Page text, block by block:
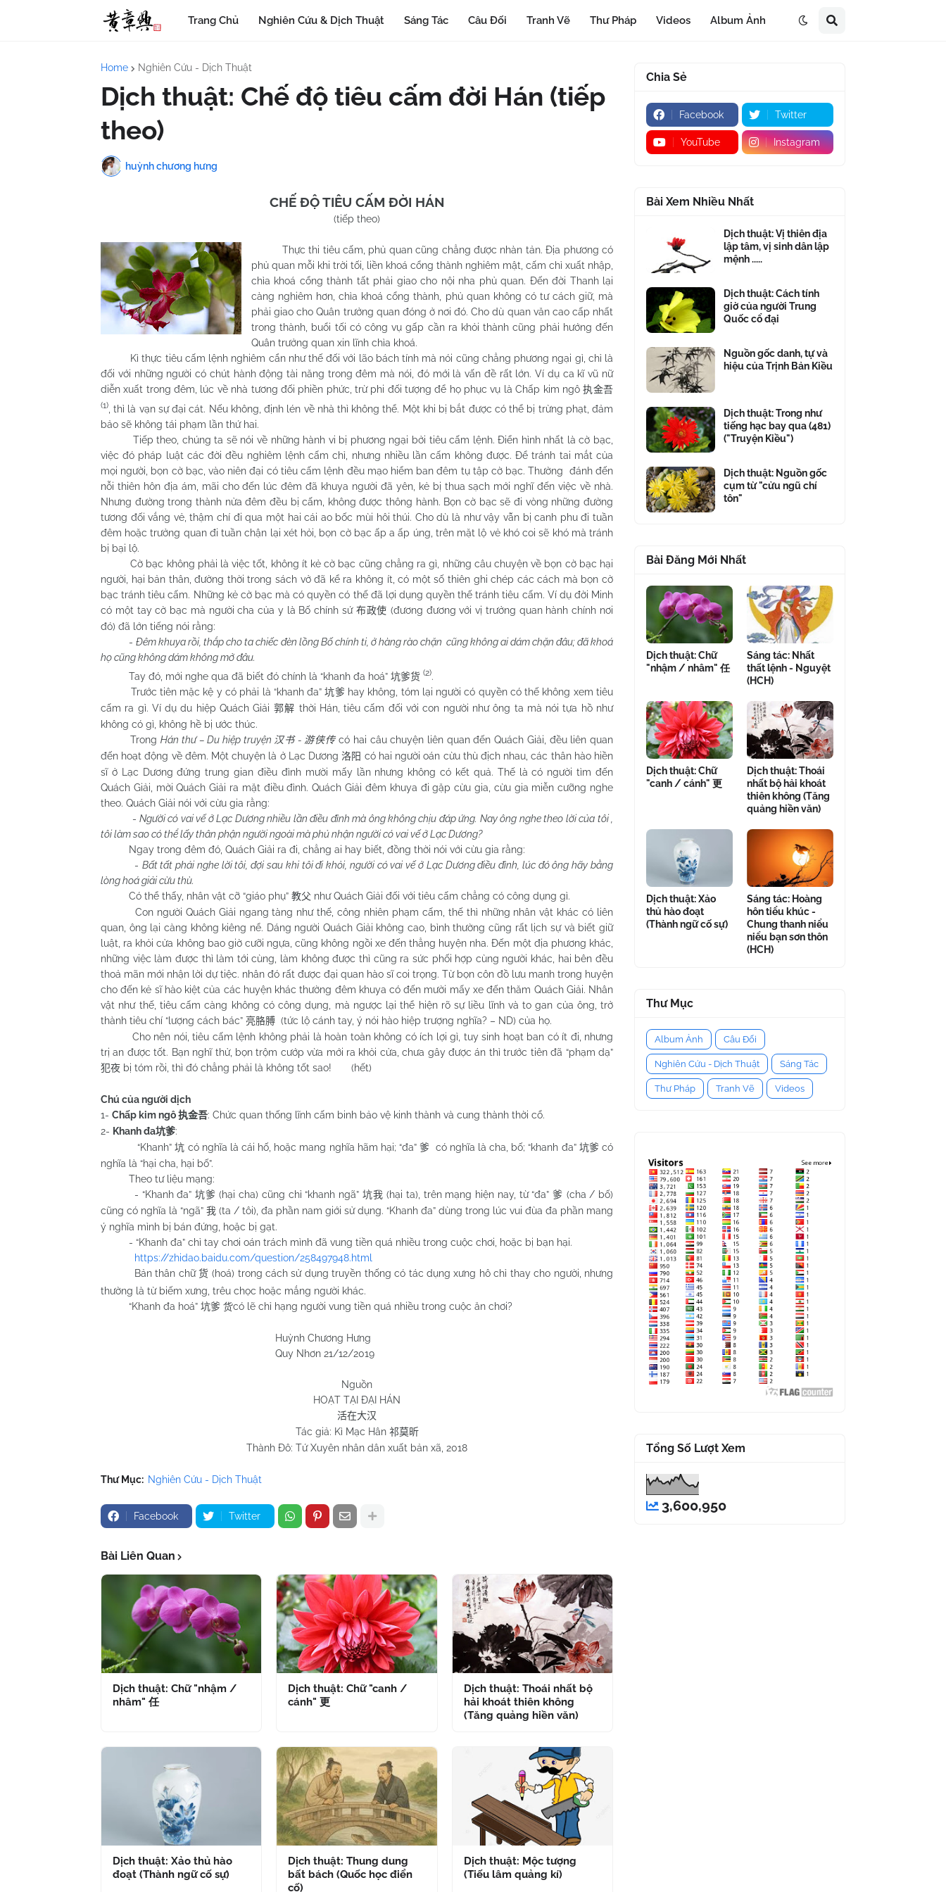
Trang Chủ Nghiên Cứu & Dịch Thuật Sáng Tác Câu Đối Tranh Vẽ Thư Pháp Videos Album Ảnh
Home Nghiên Cứu - Dịch Thuật
Dịch thuật: Chế độ tiêu cấm đời Hán (tiếp
theo)
huỳnh chương hưng
CHẾ ĐỘ TIÊU CẤM ĐỜI HÁN
(tiếp theo)
Thực thi tiêu cấm, phủ quan cũng chẳng được nhàn tản. Địa phương có
phủ quan mỗi khi trời tối, liền khoá cổng thành nghiêm mật, cấm chỉ xuất nhập,
chìa khoá cổng thành tất phải giao cho nội nha phủ quan. Đến đời Thanh lại
càng nghiêm hơn, chìa khoá cổng thành, phủ quan không có tư cách giữ, mà
phải giao cho Quân trưởng quan đóng ở nơi đó. Cho dù quan văn cao cấp nhất
trong thành, buổi tối có công vụ gấp cần ra khỏi thành cũng phải hướng đến
Quân trưởng quan xin lĩnh chìa khoá.
Kì thực tiêu cấm lệnh nghiêm cẩn như thế đối với lão bách tính mà nói cũng chẳng phương ngại gì, chỉ là
đối với những người có chút hành động tài năng trong đêm mà nói, đó mới là vấn đề rất lớn. Ví dụ ca kĩ vũ nữ
diễn xuất trong đêm, lúc về nhà tương đối phiền phức, trừ phi đối tượng để họ phục vụ là Chấp kim ngô执金吾
(1) , thì là vạn sự đại cát. Nếu không, định lén về nhà thì không thể. Một khi bị bắt được có thể bị trừng phạt, đảm
bảo sẽ không tái phạm lần thứ hai.
Tiếp theo, chúng ta sẽ nói về những hành vi bị phương ngại bởi tiêu cấm lệnh. Điển hình nhất là cờ bạc,
việc đó pháp luật các đời đều nghiêm lệnh cấm chỉ, nhưng nhiều lần cấm không được. Để tránh tai mắt của
mọi người, bọn cờ bạc, vào niên đại có tiêu cấm lệnh đều mạo hiểm ban đêm tụ tập cờ bạc. Thường đánh đến
nỗi thiên hôn địa ám, mãi cho đến lúc đêm đã khuya người đã yên, kẻ bị thua sạch mới nghĩ đến việc về nhà.
Nhưng đường trong thành nửa đêm đều bị cấm, không được thông hành. Bọn cờ bạc sẽ đi vòng những đường
tương đối vắng vẻ, thậm chí đi qua một hai cái ao bốc mùi hôi thúi. Cho dù là như vậy vẫn bị canh phu đi tuần
đêm hoặc trưởng quan đi tuần chận lại xét hỏi, bọn cờ bạc ấp a ấp úng, trên mặt lộ vẻ khó coi sẽ khó mà tránh
bị bại lộ.
Cờ bạc không phải là việc tốt, không ít kẻ cờ bạc cũng chẳng ra gì, những câu chuyện về bọn cờ bạc hại
người, hại bản thân, đường thời trong sách vở đã kể ra không ít, có một số thiên ghi chép các cách mà bọn cờ
bạc tránh tiêu cấm. Những kẻ cờ bạc mà có quyền có thế đã lợi dụng quyền thế tránh tiêu cấm. Ví dụ đời Minh
có một tay cờ bạc mà người cha của y là Bố chính sứ 布政使 (đương đương với vị trưởng quan hành chính nơi
đó) đã lớn tiếng nói rằng:
-Đêm khuya rồi, thắp cho ta chiếc đèn lồng Bố chính ti, ở hàng rào chặn cũng không ai dám chặn đâu; đã khoá
họ cũng không dám không mở đâu.
Tay đó, mới nghe qua đã biết đó chính là “khanh đa hoá” 坑爹货 (2).
Trước tiên mặc kệ y có phải là “khanh đa”坑爹hay không, tóm lại người có quyền có thế không xem tiêu
cấm ra gì. Ví dụ du hiệp Quách Giải 郭解 thời Hán, tiêu cấm đối với con người như ông ta mà nói tựa hồ như
không có gì, không hề bị ước thúc.
TrongHán thư – Du hiệp truyện 汉书- 游侠传có hai câu chuyện liên quan đến Quách Giải, đều liên quan
đến hoạt động về đêm. Một chuyện là ở Lạc Dương 洛阳 có hai người oán cừu thù địch nhau, các thân hào hiền
sĩ ở Lạc Dương đứng trung gian điều đình mười mấy lần nhưng không có kết quả. Thế là có người tìm đến
Quách Giải, mời Quách Giải ra mặt điều đình. Quách Giải đêm khuya đi gặp cừu gia, cừu gia miễn cưỡng nghe
theo. Quách Giải nói với cừu gia rằng:
-Người có vai vế ở Lạc Dương nhiều lần điều đình mà ông không chịu đáp ứng. Nay ông nghe theo lời của tôi ,
tôi làm sao có thể lấy thân phận người ngoài mà phủ nhận người có vai vế ở Lạc Dương?
Ngay trong đêm đó, Quách Giải ra đi, chẳng ai hay biết, đồng thời nói với cừu gia rằng:
- Bất tất phải nghe lời tôi, đợi sau khi tôi đi khỏi, người có vai vế ở Lạc Dương điều đình, lúc đó ông hãy bằng
lòng hoá giải cừu thù.
Có thể thấy, nhân vật cỡ “giáo phụ” 教父 như Quách Giải đối với tiêu cấm chẳng có công dụng gì.
Con người Quách Giải ngang tàng như thế, công nhiên phạm cấm, thế thì những nhân vật khác có liên
quan, ông lại càng không kiêng nể. Dáng người Quách Giải không cao, bình thường cũng rất lịch sự và biết giữ
luật, ra khỏi cửa không bao giờ cưỡi ngựa, cũng không ngồi xe đến thẳng huyện nha. Đến một địa phương khác,
những việc làm được thì làm tới cùng, làm không được thì cũng ra sức phối hợp cùng người khác, hai bên đều
thoả mãn mới nhận lời dự tiệc. nhân đó rất được đại quan hào sĩ coi trọng. Từ bọn côn đồ lưu manh trong huyện
cho đến kẻ sĩ hào kiệt của các huyện khác thường đêm khuya có đến mười mấy xe đến thăm Quách Giải. Nhân
vật như thế, tiêu cấm càng không có công dụng, mà ngược lại thể hiện rõ sự liều lĩnh và to gan của ông, trở
thành tiêu chí “lượng cách bác” 亮胳膊 (tức lộ cánh tay, ý nói hào hiệp trượng nghĩa? – ND) của họ.
Cho nên nói, tiêu cấm lệnh không phải là hoàn toàn không có ích lợi gì, tuy sinh hoạt ban có ít đi, nhưng
trị an được tốt. Bạn nghĩ thử, bọn trộm cướp vừa mới ra khỏi cửa, chưa gây được án thì trước tiên đã “phạm dạ”
犯夜 bị tóm rồi, thì đó chẳng phải là không tốt sao! (hết)
Chú của người dịch
1- Chấp kim ngô 执金吾: Chức quan thống lĩnh cấm binh bảo vệ kinh thành và cung thành thời cổ.
2- Khanh đa坑爹:
“Khanh”坑 có nghĩa là cái hố, hoặc mang nghĩa hãm hại; “đa”爹 có nghĩa là cha, bố; “khanh đa” 坑爹 có
nghĩa là “hại cha, hại bố”.
Theo tư liệu mạng:
- “Khanh đa”坑爹 (hại cha) cũng chỉ “khanh ngã” 坑我 (hại ta), trên mạng hiện nay, từ “đa”爹 (cha / bố)
cũng có nghĩa là “ngã” 我 (ta / tôi), đa phần nam giới sử dụng. “Khanh đa” dùng trong lúc vui đùa đa phần mang
ý nghĩa mình bị bán đứng, hoặc bị gạt.
- “Khanh đa” chỉ tay chơi oán trách mình đã vung tiền quá nhiều trong cuộc chơi, hoặc bị bạn hại.
https://zhidao.baidu.com/question/258497948.html
Bản thân chữ 货 (hoá) trong cách sử dụng truyền thống có tác dụng xưng hô chỉ thay cho người, nhưng
thường là từ biếm xưng, trêu chọc hoặc mắng người khác.
“Khanh đa hoá” 坑爹 货có lẽ chỉ hạng người vung tiền quá nhiều trong cuộc ăn chơi?
Huỳnh Chương Hưng
Quy Nhơn 21/12/2019
Nguồn
HOẠT TẠI ĐẠI HÁN
活在大汉
Tác giả: Kì Mạc Hân 祁莫昕
Thành Đô: Tứ Xuyên nhân dân xuất bản xã, 2018
Thư Mục: Nghiên Cứu - Dịch Thuật
Facebook Twitter
Bài Liên Quan
Dịch thuật: Chữ "nhậm /
nhâm" 任
Dịch thuật: Chữ "canh /
cánh" 更
Dịch thuật: Thoái nhất bộ
hải khoát thiên không
(Tăng quảng hiền văn)
Dịch thuật: Xảo thủ hào
đoạt (Thành ngữ cố sự)
Dịch thuật: Thung dung
bất bách (Quốc học điển
cố)
Dịch thuật: Mộc tượng
(Tiếu lâm quảng kí)
Chia Sẻ
Facebook Twitter
YouTube Instagram
Bài Xem Nhiều Nhất
Dịch thuật: Vị thiên địa
lập tâm, vị sinh dân lập
mệnh .....
Dịch thuật: Cách tính
giờ của người Trung
Quốc cổ đại
Nguồn gốc danh, tự và
hiệu của Trịnh Bản Kiều
Dịch thuật: Trong như
tiếng hạc bay qua (481)
("Truyện Kiều")
Dịch thuật: Nguồn gốc
cụm từ "cửu ngũ chí
tôn"
Bài Đăng Mới Nhất
Dịch thuật: Chữ
"nhậm / nhâm" 任
Sáng tác: Nhất
thất lệnh - Nguyệt
(HCH)
Dịch thuật: Chữ
"canh / cánh" 更
Dịch thuật: Thoái
nhất bộ hải khoát
thiên không (Tăng
quảng hiền văn)
Dịch thuật: Xảo
thủ hào đoạt
(Thành ngữ cố sự)
Sáng tác: Hoàng
hôn tiểu khúc -
Chung thanh niểu
niểu bạn sơn thôn
(HCH)
Thư Mục
Album Ảnh Câu Đối
Nghiên Cứu - Dịch Thuật Sáng Tác
Thư Pháp Tranh Vẽ Videos
Tổng Số Lượt Xem
3,600,950